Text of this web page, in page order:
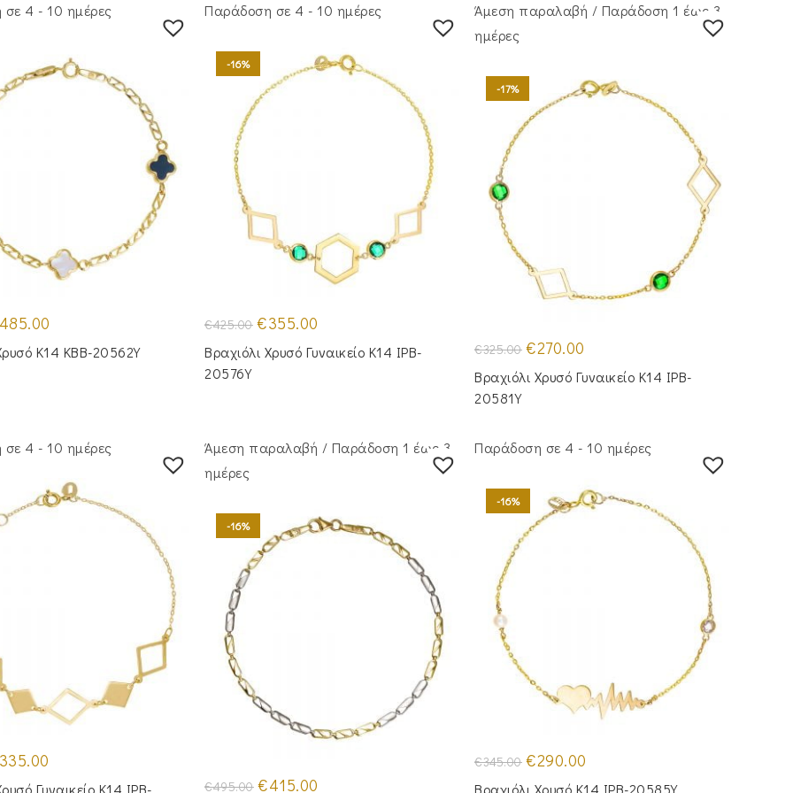
4 - 10 ημέρες
485.00
τιμή
είναι:
Κ14 KBB-20562Y
Παράδοση σε 4 - 10 ημέρες
-16%
€425.00 Original
price
was:
€425.00.
€355.00
είναι:
Βραχιόλι Χρυσό Γυναικείο Κ14 IPB-
20576Y
Άμεση παραλαβή / Παράδoση 1 έως 3
ημέρες
-17%
€325.00 Original
price
was:
€325.00.
€270.00
είναι:
Βραχιόλι Χρυσό Γυναικείο Κ14 IPB-
20581Y
4 - 10 ημέρες
335.00
Άμεση παραλαβή / Παράδoση 1 έως 3
ημέρες
-16%
€495.00 Original
€415.00
Παράδοση σε 4 - 10 ημέρες
-16%
€345.00 Original
price
was:
€290.00
τιμή